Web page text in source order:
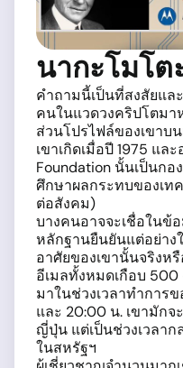
นากะโมโต
คำถามนี้เป็นที่สงสัยแล
คนในแวดวงคริปโตมา
ส่วนโปรไฟล์ของเขาบน
เขาเกิดเมื่อปี 1975 แล
Foundation นั้นเป็นก
ศึกษาผลกระทบของเท
ต่อสังคม)
บางคนอาจจะเชื่อในข้
หลักฐานยืนยันแต่อย่าง
อาศัยของเขานั้นจริงห
อีเมลทั้งหมดเกือบ
มาในช่วงเวลาทำการ
และ 20:00 น. เขามักจ
ญี่ปุ่น แต่เป็นช่วงเวลา
ในสหรัฐฯ